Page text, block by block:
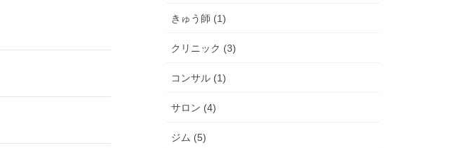
きゅう師 (1)
クリニック (3)
コンサル (1)
サロン (4)
ジム (5)